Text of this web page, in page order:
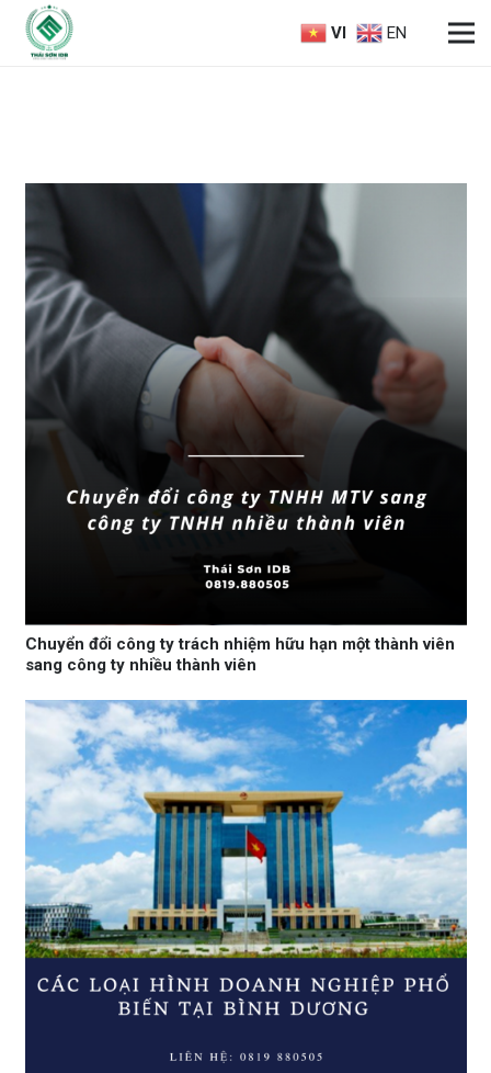
VI EN
Chuyển đổi công ty trách nhiệm hữu hạn một thành viên
sang công ty nhiều thành viên